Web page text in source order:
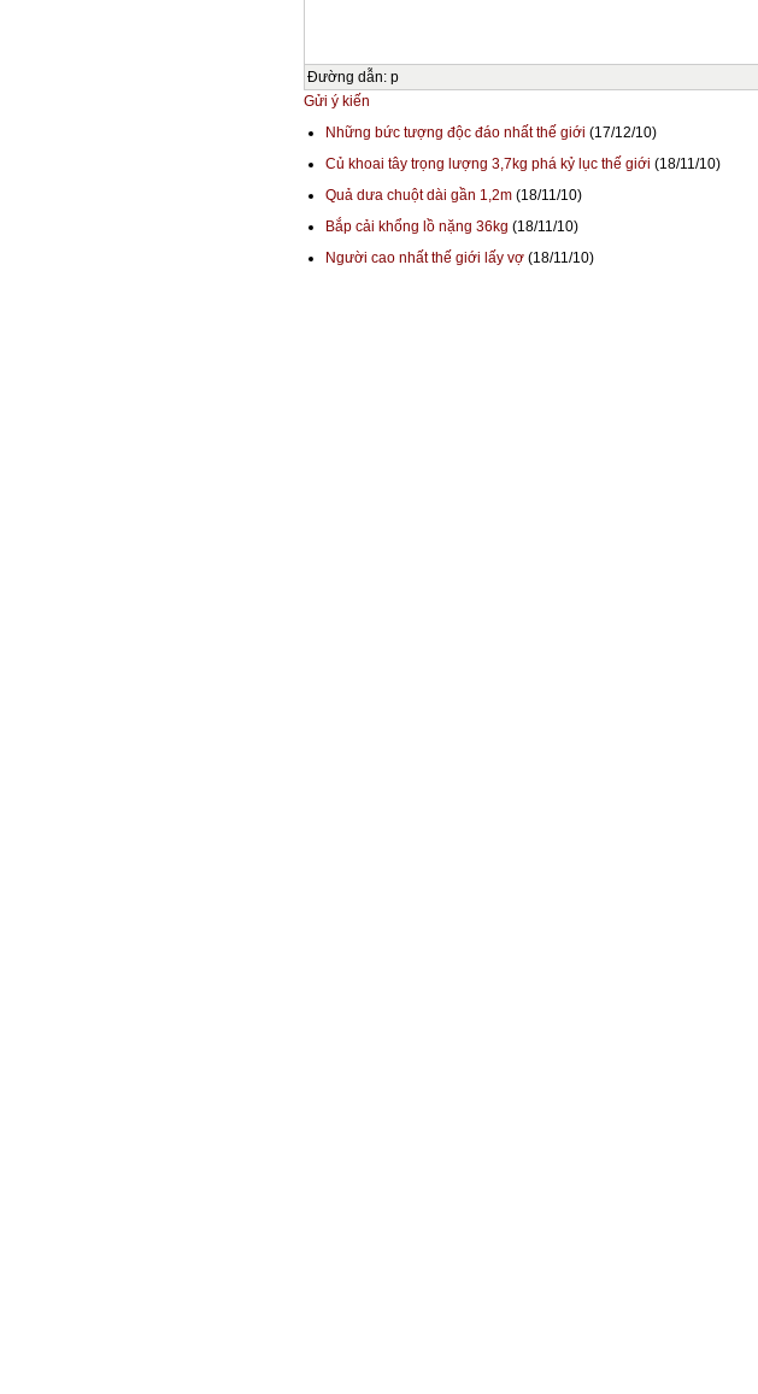
Đường dẫn: p
Gửi ý kiến
Những bức tượng độc đáo nhất thế giới (17/12/10)
Củ khoai tây trọng lượng 3,7kg phá kỷ lục thế giới (18/11/10)
Quả dưa chuột dài gần 1,2m (18/11/10)
Bắp cải khổng lồ nặng 36kg (18/11/10)
Người cao nhất thế giới lấy vợ (18/11/10)